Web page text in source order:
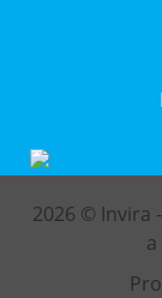
2026 © Invira